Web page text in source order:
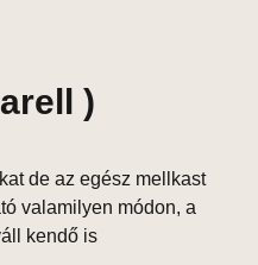
)
de az egész mellkast
valamilyen módon, a
kendő is